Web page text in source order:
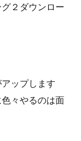
２ダウンロー
ップします
々やるのは面